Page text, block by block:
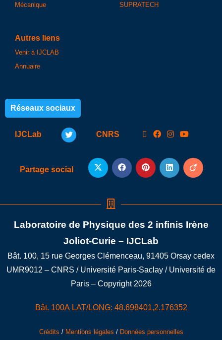
Mécanique
SUPRATECH
Autres liens
Venir à IJCLAB
Annuaire
Réseaux sociaux
IJCLab CNRS
Partage social
Laboratoire de Physique des 2 infinis Irène
Joliot-Curie – IJCLab
Bât. 100, 15 rue Georges Clémenceau, 91405 Orsay cedex
UMR9012 – CNRS / Université Paris-Saclay / Université de
Paris – Copyright 2026
Bât. 100A LAT/LONG: 48.698401,2.176352
Crédits / Mentions légales / Données personnelles